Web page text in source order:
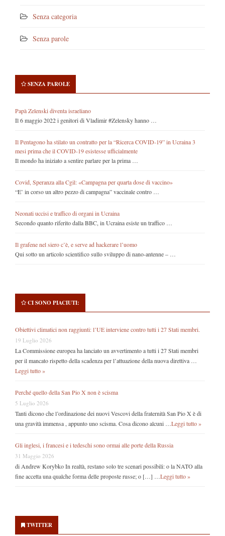
Senza categoria
Senza parole
SENZA PAROLE
Papà Zelenski diventa israeliano
Il 6 maggio 2022 i genitori di Vladimir #Zelensky hanno …
Il Pentagono ha stilato un contratto per la “Ricerca COVID-19” in Ucraina 3
mesi prima che il COVID-19 esistesse ufficialmente
Il mondo ha iniziato a sentire parlare per la prima …
Covid, Speranza alla Cgil: «Campagna per quarta dose di vaccino»
“E’ in corso un altro pezzo di campagna” vaccinale contro …
Neonati uccisi e traffico di organi in Ucraina
Secondo quanto riferito dalla BBC, in Ucraina esiste un traffico …
Il grafene nel siero c’è, e serve ad hackerare l’uomo
Qui sotto un articolo scientifico sullo sviluppo di nano-antenne – …
CI SONO PIACIUTI:
Obiettivi climatici non raggiunti: l’UE interviene contro tutti i 27 Stati membri.
19 Luglio 2026
La Commissione europea ha lanciato un avvertimento a tutti i 27 Stati membri
per il mancato rispetto della scadenza per l’attuazione della nuova direttiva …
Leggi tutto »
Perché quello della San Pio X non è scisma
5 Luglio 2026
Tanti dicono che l’ordinazione dei nuovi Vescovi della fraternità San Pio X è di
una gravità immensa , appunto uno scisma. Cosa dicono alcuni …Leggi tutto »
Gli inglesi, i francesi e i tedeschi sono ormai alle porte della Russia
31 Maggio 2026
di Andrew Korybko In realtà, restano solo tre scenari possibili: o la NATO alla
fine accetta una qualche forma delle proposte russe; o […] …Leggi tutto »
Sidebar
TWITTER